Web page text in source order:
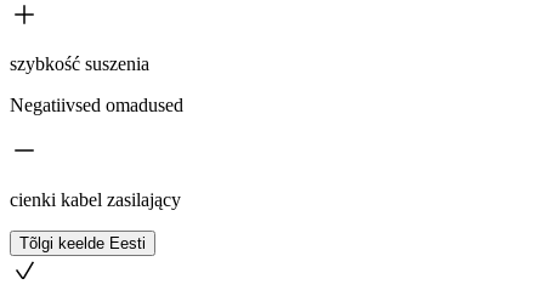
szybkość suszenia
Negatiivsed omadused
cienki kabel zasilający
Tõlgi keelde Eesti